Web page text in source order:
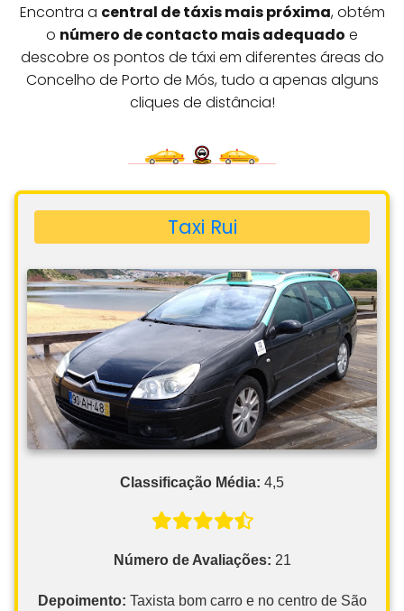
Encontra a central de táxis mais próxima, obtém
o número de contacto mais adequado e
descobre os pontos de táxi em diferentes áreas do
Concelho de Porto de Mós, tudo a apenas alguns
cliques de distância!
Taxi Rui
Classificação Média: 4,5
Número de Avaliações: 21
Depoimento: Taxista bom carro e no centro de São